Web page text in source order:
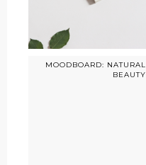
MOODBOARD: NATURAL
BEAUTY